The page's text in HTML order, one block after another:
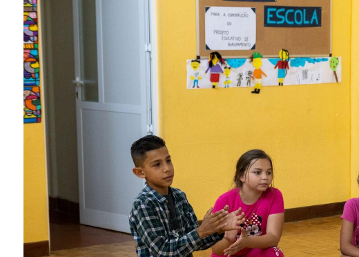
Apoios Socioeducativos
Projetos e Recursos Educativos
PiCiE
Rede Escolar
Contactos